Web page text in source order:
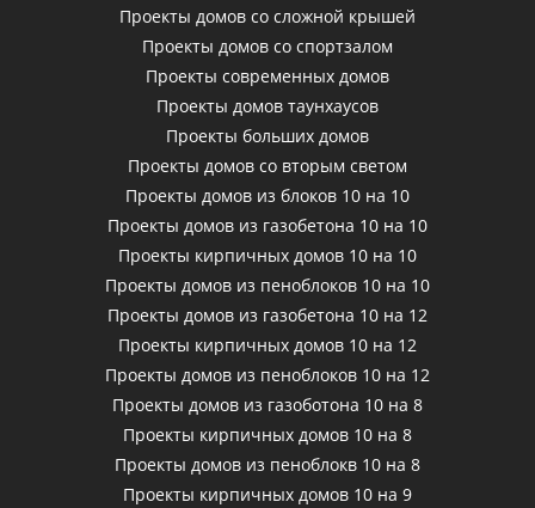
Проекты домов со сложной крышей
Проекты домов со спортзалом
Проекты современных домов
Проекты домов таунхаусов
Проекты больших домов
Проекты домов со вторым светом
Проекты домов из блоков 10 на 10
Проекты домов из газобетона 10 на 10
Проекты кирпичных домов 10 на 10
Проекты домов из пеноблоков 10 на 10
Проекты домов из газобетона 10 на 12
Проекты кирпичных домов 10 на 12
Проекты домов из пеноблоков 10 на 12
Проекты домов из газоботона 10 на 8
Проекты кирпичных домов 10 на 8
Проекты домов из пеноблокв 10 на 8
Проекты кирпичных домов 10 на 9